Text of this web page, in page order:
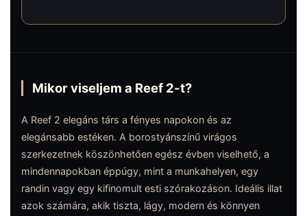
Mikor viseljem a Reef 2-t?
A Reef 2 elegáns társ a fényes napokon és az
elegánsabb estéken. A borostyánszínű virágos
szerkezetnek köszönhetően egész évben viselhető, a
mindennapokban éppúgy, mint a munkahelyen, egy
randin vagy egy kifinomult esti szórakozáson. Ideális illat
azok számára, akik tiszta, lágy, modern és könnyen